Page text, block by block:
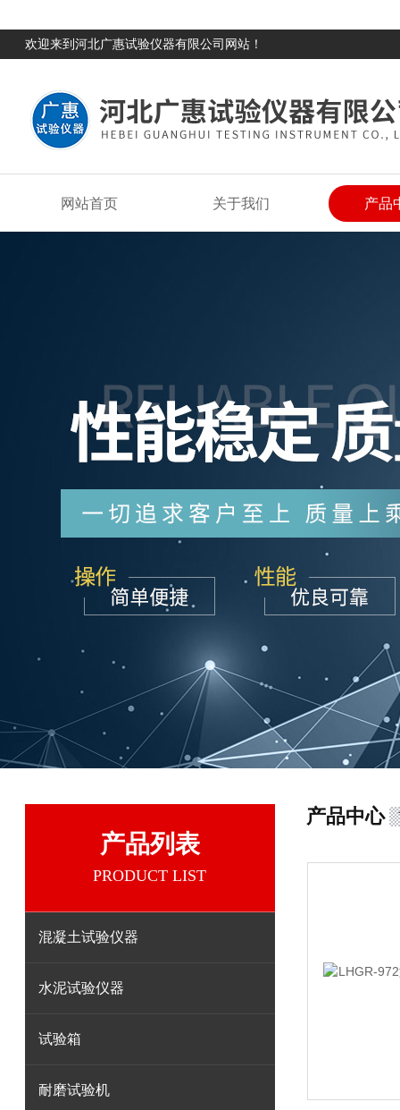
欢迎来到河北广惠试验仪器有限公司网站！
网站首页 关于我们 产品
产品列表
PRODUCT LIST
混凝土试验仪器
水泥试验仪器
试验箱
耐磨试验机
产品中心